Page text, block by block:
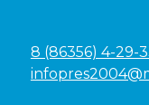
8 (86356) 4-29-